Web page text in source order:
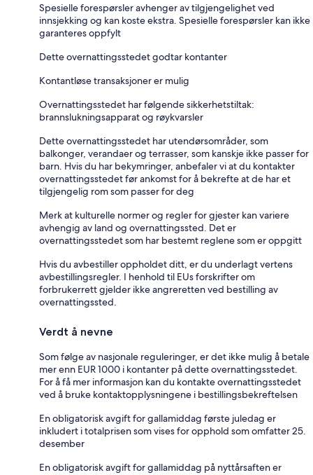
Spesielle forespørsler avhenger av tilgjengelighet ved
innsjekking og kan koste ekstra. Spesielle forespørsler kan ikke
garanteres oppfylt
Dette overnattingsstedet godtar kontanter
Kontantløse transaksjoner er mulig
Overnattingsstedet har følgende sikkerhetstiltak:
brannslukningsapparat og røykvarsler
Dette overnattingsstedet har utendørsområder, som
balkonger, verandaer og terrasser, som kanskje ikke passer for
barn. Hvis du har bekymringer, anbefaler vi at du kontakter
overnattingsstedet før ankomst for å bekrefte at de har et
tilgjengelig rom som passer for deg
Merk at kulturelle normer og regler for gjester kan variere
avhengig av land og overnattingssted. Det er
overnattingsstedet som har bestemt reglene som er oppgitt
Hvis du avbestiller oppholdet ditt, er du underlagt vertens
avbestillingsregler. I henhold til EUs forskrifter om
forbrukerrett gjelder ikke angreretten ved bestilling av
overnattingssted.
Verdt å nevne
Som følge av nasjonale reguleringer, er det ikke mulig å betale
mer enn EUR 1000 i kontanter på dette overnattingsstedet.
For å få mer informasjon kan du kontakte overnattingsstedet
ved å bruke kontaktopplysningene i bestillingsbekreftelsen
En obligatorisk avgift for gallamiddag første juledag er
inkludert i totalprisen som vises for opphold som omfatter 25.
desember
En obligatorisk avgift for gallamiddag på nyttårsaften er